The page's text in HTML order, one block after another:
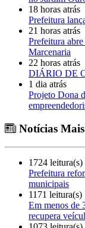
18 horas atrás
Prefeitura
21 horas atrás
Prefeitura
Marcenaria
22 horas atrás
DIÁRIO DE
1 dia atrás
Projeto Dona
Notícias
1724 leitura(s)
Prefeitura
municipais
1171 leitura(s)
Em menos de
recupera